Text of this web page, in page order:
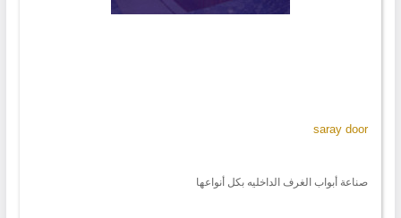
saray door
صناعة أبواب الغرف الداخليه بكل أنواعها